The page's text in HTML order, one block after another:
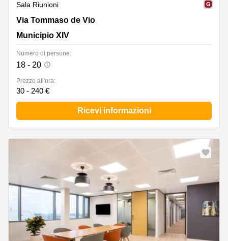
Sala Riunioni
Via Tommaso De Vio, Municipio XIV
Via Tommaso de Vio
Municipio XIV
Numero di persone:
18 - 20
Prezzo all'ora:
30 - 240 €
Ricevi informazioni